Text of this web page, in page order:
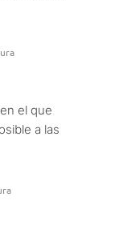
el que
a las